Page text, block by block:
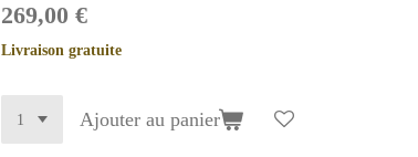
269,00 €
Livraison gratuite
Ajouter au panier